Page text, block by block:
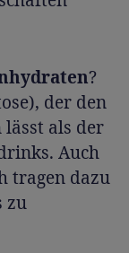
?
der den
lässt als der
Auch
tragen dazu
zu